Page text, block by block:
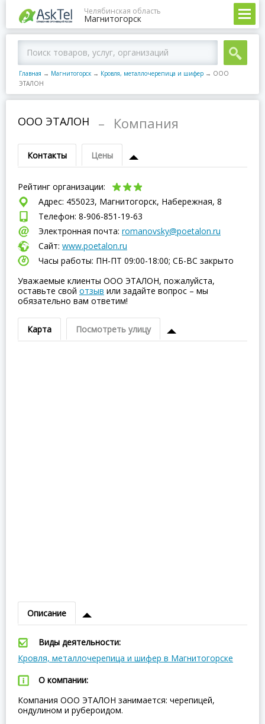
Челябинская область
Магнитогорск
Главная → Магнитогорск → Кровля, металлочерепица и шифер → ООО
ЭТАЛОН
ООО ЭТАЛОН – Компания
Контакты Цены
Рейтинг организации:
Адрес: 455023, Магнитогорск, Набережная, 8
Телефон: 8-906-851-19-63
Электронная почта: romanovsky@poetalon.ru
Сайт: www.poetalon.ru
Часы работы: ПН-ПТ 09:00-18:00; СБ-ВC закрыто
Уважаемые клиенты ООО ЭТАЛОН, пожалуйста,
оставьте свой отзыв или задайте вопрос – мы
обязательно вам ответим!
Карта Посмотреть улицу
Описание
Виды деятельности:
Кровля, металлочерепица и шифер в Магнитогорске
О компании:
Компания ООО ЭТАЛОН занимается: черепицей,
ондулином и рубероидом.